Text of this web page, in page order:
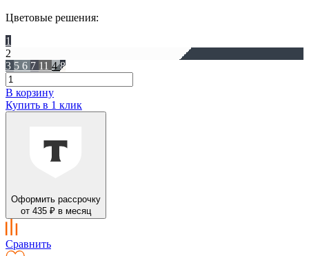
Цветовые решения:
1
2
3 5 6 7 11 48
В корзину
Купить в 1 клик
Оформить рассрочку
от 435 ₽ в месяц
Сравнить